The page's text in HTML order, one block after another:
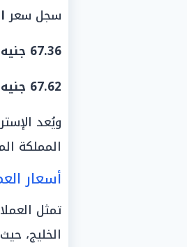
سجل سعر
67.36 جنيه للشراء
67.62 جنيه للبيع
ويُعد
المملكة
أسعار
تمثل
الخليج،